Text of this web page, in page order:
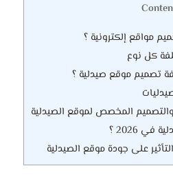
مواقع إلكترونية ؟
كل نوع
تصميم موقع صيدلية ؟
والتصميم المخصص لموقع الصيدلية
2026 ؟
على جودة موقع الصيدلية